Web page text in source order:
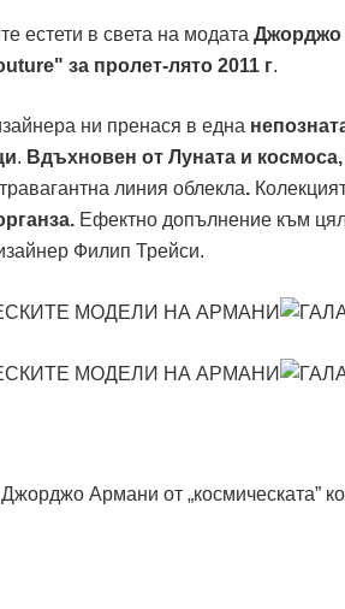
естети в света на модата
за пролет-лято 2011 г.
ни пренася в една
. Вдъхновен от Луната и космоса,
линия облекла.
. Eфектно допълнение към
Филип Трейси.
Армани от „космическата”